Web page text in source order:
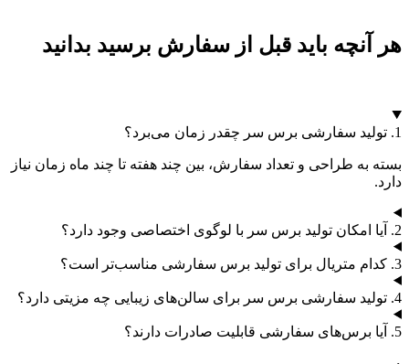
هر آنچه باید قبل از سفارش برسید بدانید
1. تولید سفارشی برس سر چقدر زمان می‌برد؟
بسته به طراحی و تعداد سفارش، بین چند هفته تا چند ماه زمان نیاز
دارد.
2. آیا امکان تولید برس سر با لوگوی اختصاصی وجود دارد؟
3. کدام متریال برای تولید برس سفارشی مناسب‌تر است؟
4. تولید سفارشی برس سر برای سالن‌های زیبایی چه مزیتی دارد؟
5. آیا برس‌های سفارشی قابلیت صادرات دارند؟